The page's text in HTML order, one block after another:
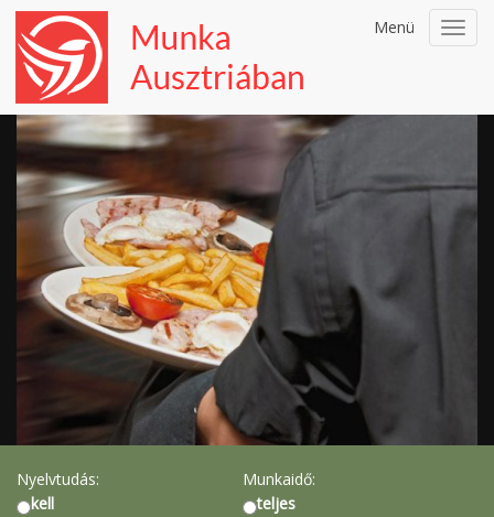
Menü
Nyelvtudás:
kell
Munkaidő:
teljes